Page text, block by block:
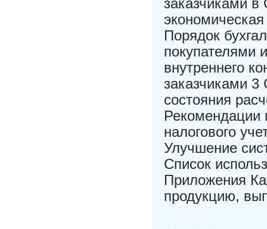
заказчиками
Порядок
покупателями
внутреннего
заказчиками 3
состояния
Рекомендации
налогового
Улучшение
Список
Приложения
продукцию,